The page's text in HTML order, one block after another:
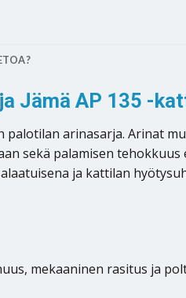
Jämä AP 135 -
palotilan arinasarja. Arinat
sekä palamisen
ja kattilan
mekaaninen rasitus ja